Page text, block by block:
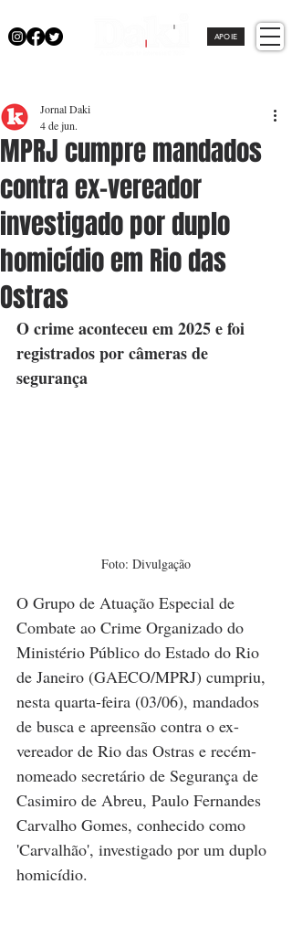
APOIE
MPRJ cumpre mandados
contra ex-vereador
investigado por duplo
homicídio em Rio das
Ostras
Jornal Daki
4 de jun.
O crime aconteceu em 2025 e foi
registrados por câmeras de
segurança
Foto: Divulgação
O Grupo de Atuação Especial de
Combate ao Crime Organizado do
Ministério Público do Estado do Rio
de Janeiro (GAECO/MPRJ) cumpriu,
nesta quarta-feira (03/06), mandados
de busca e apreensão contra o ex-
vereador de Rio das Ostras e recém-
nomeado secretário de Segurança de
Casimiro de Abreu, Paulo Fernandes
Carvalho Gomes, conhecido como
'Carvalhão', investigado por um duplo
homicídio.